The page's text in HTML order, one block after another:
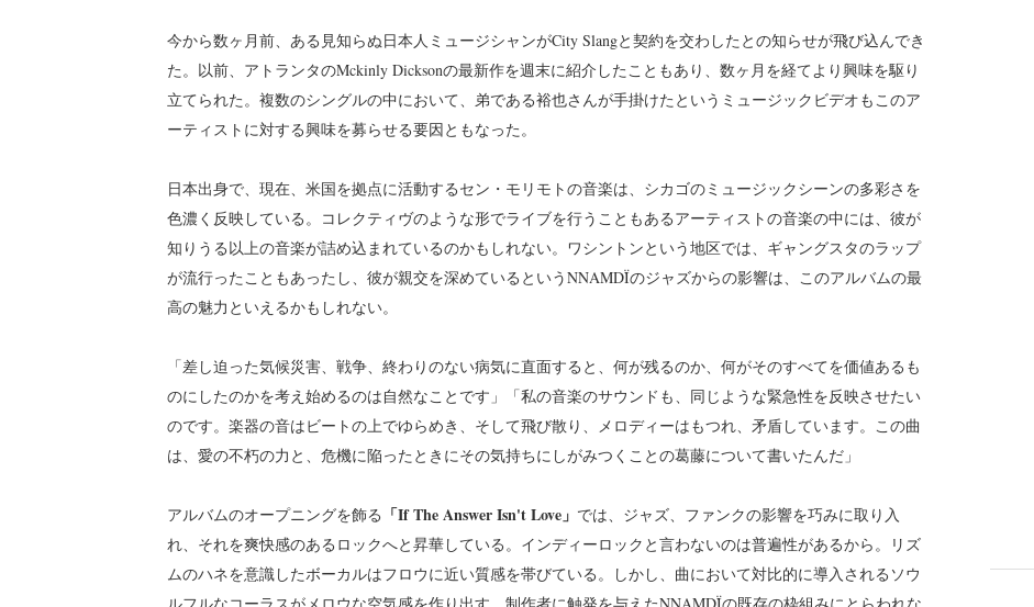
今から数ヶ月前、ある見知らぬ日本人ミュージシャンがCity Slangと契約を交わしたとの知らせが飛び込んでき
た。以前、アトランタのMckinly Dicksonの最新作を週末に紹介したこともあり、数ヶ月を経てより興味を駆り
立てられた。複数のシングルの中において、弟である裕也さんが手掛けたというミュージックビデオもこのア
ーティストに対する興味を募らせる要因ともなった。
日本出身で、現在、米国を拠点に活動するセン・モリモトの音楽は、シカゴのミュージックシーンの多彩さを
色濃く反映している。コレクティヴのような形でライブを行うこともあるアーティストの音楽の中には、彼が
知りうる以上の音楽が詰め込まれているのかもしれない。ワシントンという地区では、ギャングスタのラップ
が流行ったこともあったし、彼が親交を深めているというNNAMDÏのジャズからの影響は、このアルバムの最
高の魅力といえるかもしれない。
「差し迫った気候災害、戦争、終わりのない病気に直面すると、何が残るのか、何がそのすべてを価値あるも
のにしたのかを考え始めるのは自然なことです」「私の音楽のサウンドも、同じような緊急性を反映させたい
のです。楽器の音はビートの上でゆらめき、そして飛び散り、メロディーはもつれ、矛盾しています。この曲
は、愛の不朽の力と、危機に陥ったときにその気持ちにしがみつくことの葛藤について書いたんだ」
アルバムのオープニングを飾る 「If The Answer Isn't Love」 では、ジャズ、ファンクの影響を巧みに取り入
れ、それを爽快感のあるロックへと昇華している。インディーロックと言わないのは普遍性があるから。リズ
ムのハネを意識したボーカルはフロウに近い質感を帯びている。しかし、曲において対比的に導入されるソウ
ルフルなコーラスがメロウな空気感を作り出す。制作者に触発を与えたNNAMDÏの既存の枠組みにとらわれな